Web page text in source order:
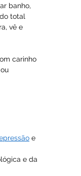
banho,
total
vê e
carinho
e
e da